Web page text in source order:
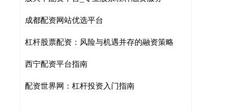
成都配资网站优选平台
杠杆股票配资：风险与机遇并存的融资策略
西宁配资平台指南
配资世界网：杠杆投资入门指南